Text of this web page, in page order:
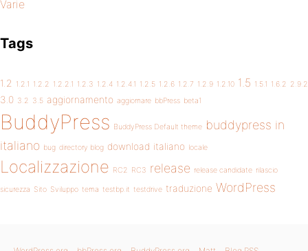
Varie
Tags
1.2 1.2.1 1.2.2 1.2.2.1 1.2.3 1.2.4 1.2.4.1 1.2.5 1.2.6 1.2.7 1.2.9 1.2.10 1.5 1.5.1 1.6.2 2.9.2
3.0 3.2 3.5 aggiornamento aggiornare bbPress beta1
BuddyPress BuddyPress Default theme buddypress in
italiano bug directory blog download italiano locale
Localizzazione RC2 RC3 release release candidate rilascio
sicurezza Sito Sviluppo tema testbp.it testdrive traduzione WordPress